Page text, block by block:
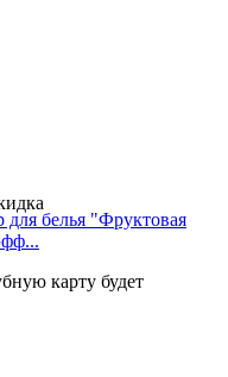
белья "Фруктовая
карту будет